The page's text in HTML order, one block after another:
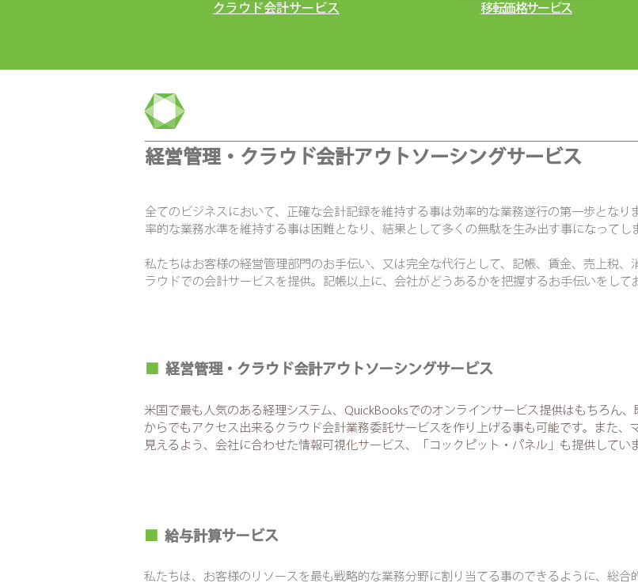
クラウド会計サービス
移転価格サービス
米国で最も人気のある経理システム、QuickBooksでのオンラインサービス提供はもちろん
からでもアクセス出来るクラウド会計業務委託サービスを作り上げる事も可能です。また
見えるよう、会社に合わせた情報可視化サービス、「コックピット・パネル」も提供してい
経営管理・ クラウド会計アウトソーシングサービス
全てのビジネスにおいて、正確な会計記録を維持する事は効率的な業務遂行の第一歩とな
率的な業務水準を維持する事は困難となり、結果として多くの無駄を生み出す事になってし
私たちはお客様の経営管理部門のお手伝い、又は完全な代行として、記帳、賃金、売上税
ラウドでの会計サービスを提供。記帳以上に、会社がどうあるかを把握するお手伝いをして
経営管理・クラウド会計アウトソーシングサービス
給与計算サービス
私たちは、お客様のリソースを最も戦略的な業務分野に割り当てる事のできるように、総合